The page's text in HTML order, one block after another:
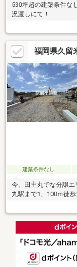
530坪超の建築条件な
況渡しにて！
福岡県久留
建築条件なし
今、田主丸でな分譲
丸駅まで1、100ｍ徒